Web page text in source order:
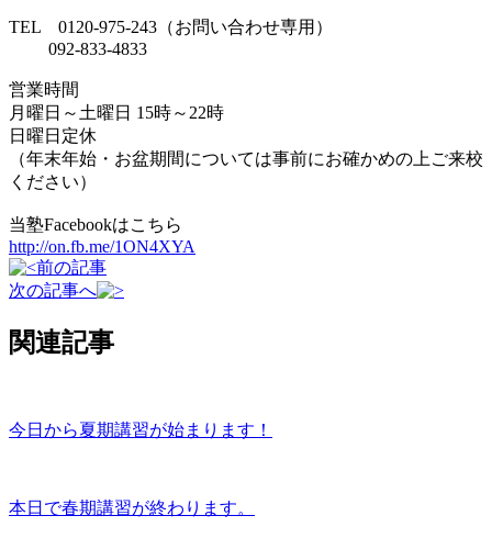
TEL 0120-975-243（お問い合わせ専用）
092-833-4833
営業時間
月曜日～土曜日 15時～22時
日曜日定休
（年末年始・お盆期間については事前にお確かめの上ご来校
ください）
当塾Facebookはこちら
http://on.fb.me/1ON4XYA
前の記事
次の記事へ
関連記事
今日から夏期講習が始まります！
本日で春期講習が終わります。